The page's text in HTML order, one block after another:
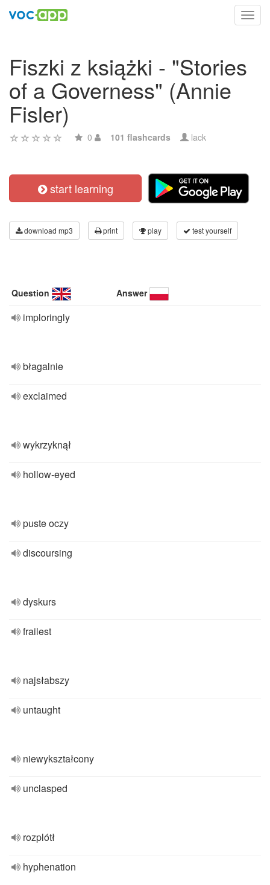
Fiszki z książki - "Stories
of a Governess" (Annie
Fisler)
0 101 flashcards lack
start learning
download mp3 print play test yourself
Question Answer
imploringly
błagalnie
exclaimed
wykrzyknął
hollow-eyed
puste oczy
discoursing
dyskurs
frailest
najsłabszy
untaught
niewykształcony
unclasped
rozplótł
hyphenation